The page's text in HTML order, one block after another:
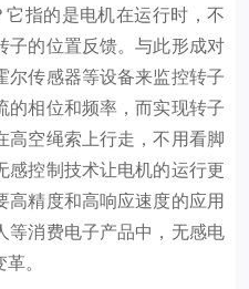
它指的是电机在运行时，不
子的位置反馈。与此形成对
尔传感器等设备来监控转子
的相位和频率，而实现转子
高空绳索上行走，不用看脚
感控制技术让电机的运行更
高精度和高响应速度的应用
等消费电子产品中，无感电
。